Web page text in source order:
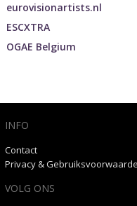
eurovisionartists.nl
ESCXTRA
OGAE Belgium
INFO
Contact
Privacy &
VOLG ONS